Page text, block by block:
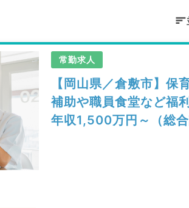
常勤求人
【岡山県／倉敷市】保
補助や職員食堂など福
年収1,500万円～（総合